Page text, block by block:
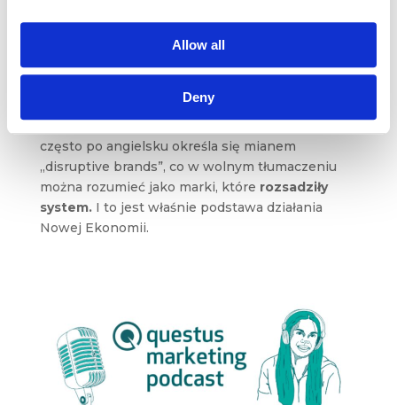
Allow all
Deny
w garażach i piwnicach domów – w krótkim
czasie wyprzedzają budowane latami ociężałe,
Firmy, które rewolucjonizują zasady rynkowej gry
często po angielsku określa się mianem
„disruptive brands”, co w wolnym tłumaczeniu
można rozumieć jako marki, które rozsadziły
system.I to jest właśnie podstawa działania
Nowej Ekonomii.